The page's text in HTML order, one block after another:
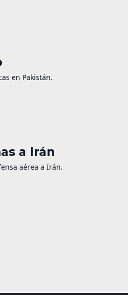
en Pakistán.
a Irán
aérea a Irán.